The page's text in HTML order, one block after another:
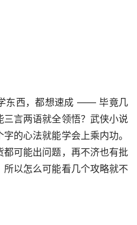
东西，都想速成 —— 毕竟几
言两语就全领悟？武侠小说
的心法就能学会上乘内功。
可能出问题，再不济也有批
以怎么可能看几个攻略就不